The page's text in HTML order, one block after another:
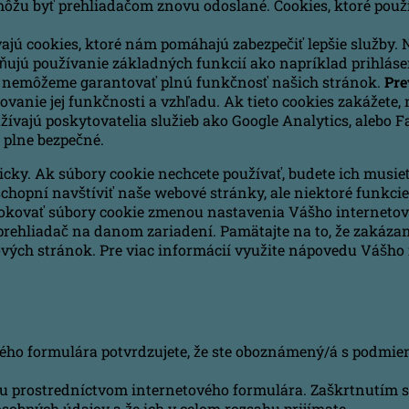
byť prehliadačom znovu odoslané. Cookies, ktoré
cookies, ktoré nám pomáhajú zabezpečiť lepšie služby.
používanie základných funkcií ako napríklad
garantovať plnú funkčnosť našich stránok.
jej funkčnosti a vzhľadu. Ak tieto cookies
poskytovatelia služieb ako Google Analytics, alebo
bezpečné.
Ak súbory cookie nechcete používať, budete ich
navštíviť naše webové stránky, ale niektoré
súbory cookie zmenou nastavenia Vášho
na danom zariadení. Pamätajte na to, že
stránok. Pre viac informácií využite nápovedu
formulára potvrdzujete, že ste oboznámený/á s
internetového formulára. Zaškrtnutím